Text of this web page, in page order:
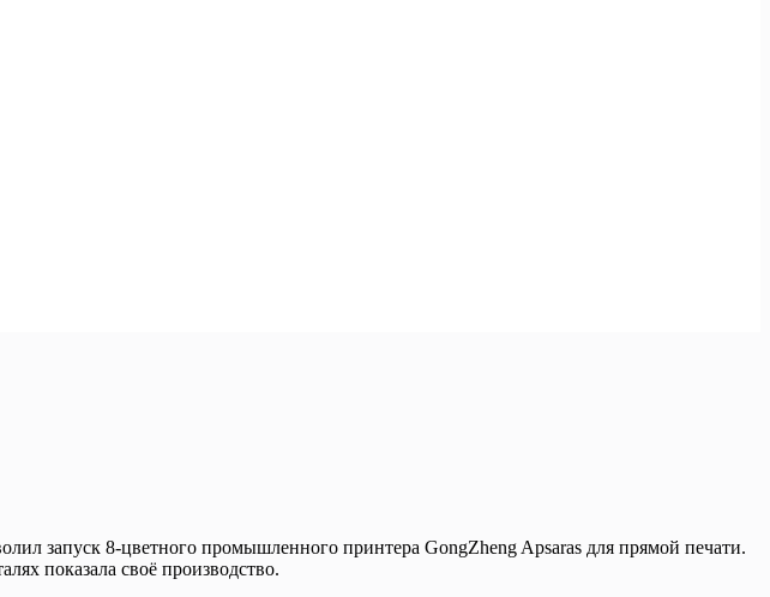
запуск 8-цветного промышленного принтера GongZheng Apsaras для прямой печати.
показала своё производство.